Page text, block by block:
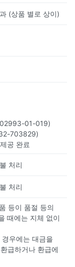
(상품 별로 상이)
01-019)
703829)
공 완료
처리
처리
등이 품절 등의
때에는 지체 없이
우에는 대금을
급하거나 환급에